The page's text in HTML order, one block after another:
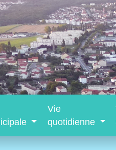
Vie
quotidienne